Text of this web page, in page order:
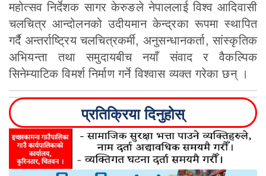
महोत्सव निर्देशक सागर केरुङले नेपाललाई विश्व आदिवासी
चलचित्र आन्दोलनको उदीयमान केन्द्रका रूपमा स्थापित
गर्दै अन्तर्राष्ट्रिय चलचित्रकर्मी, अनुसन्धानकर्ता, सांस्कृतिक
अभियन्ता तथा समुदायबीच नयाँ संवाद र वैकल्पिक
सिनेम्याटिक विमर्श निर्माण गर्ने विश्वास व्यक्त गरेका छन् ।
प्रतिक्रिया दिनुहोस्